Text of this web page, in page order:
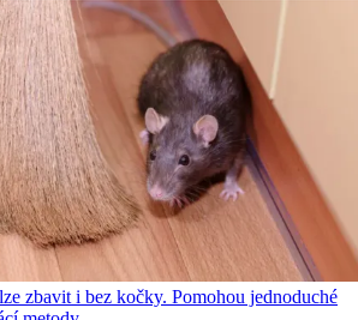
zbavit i bez kočky. Pomohou jednoduché